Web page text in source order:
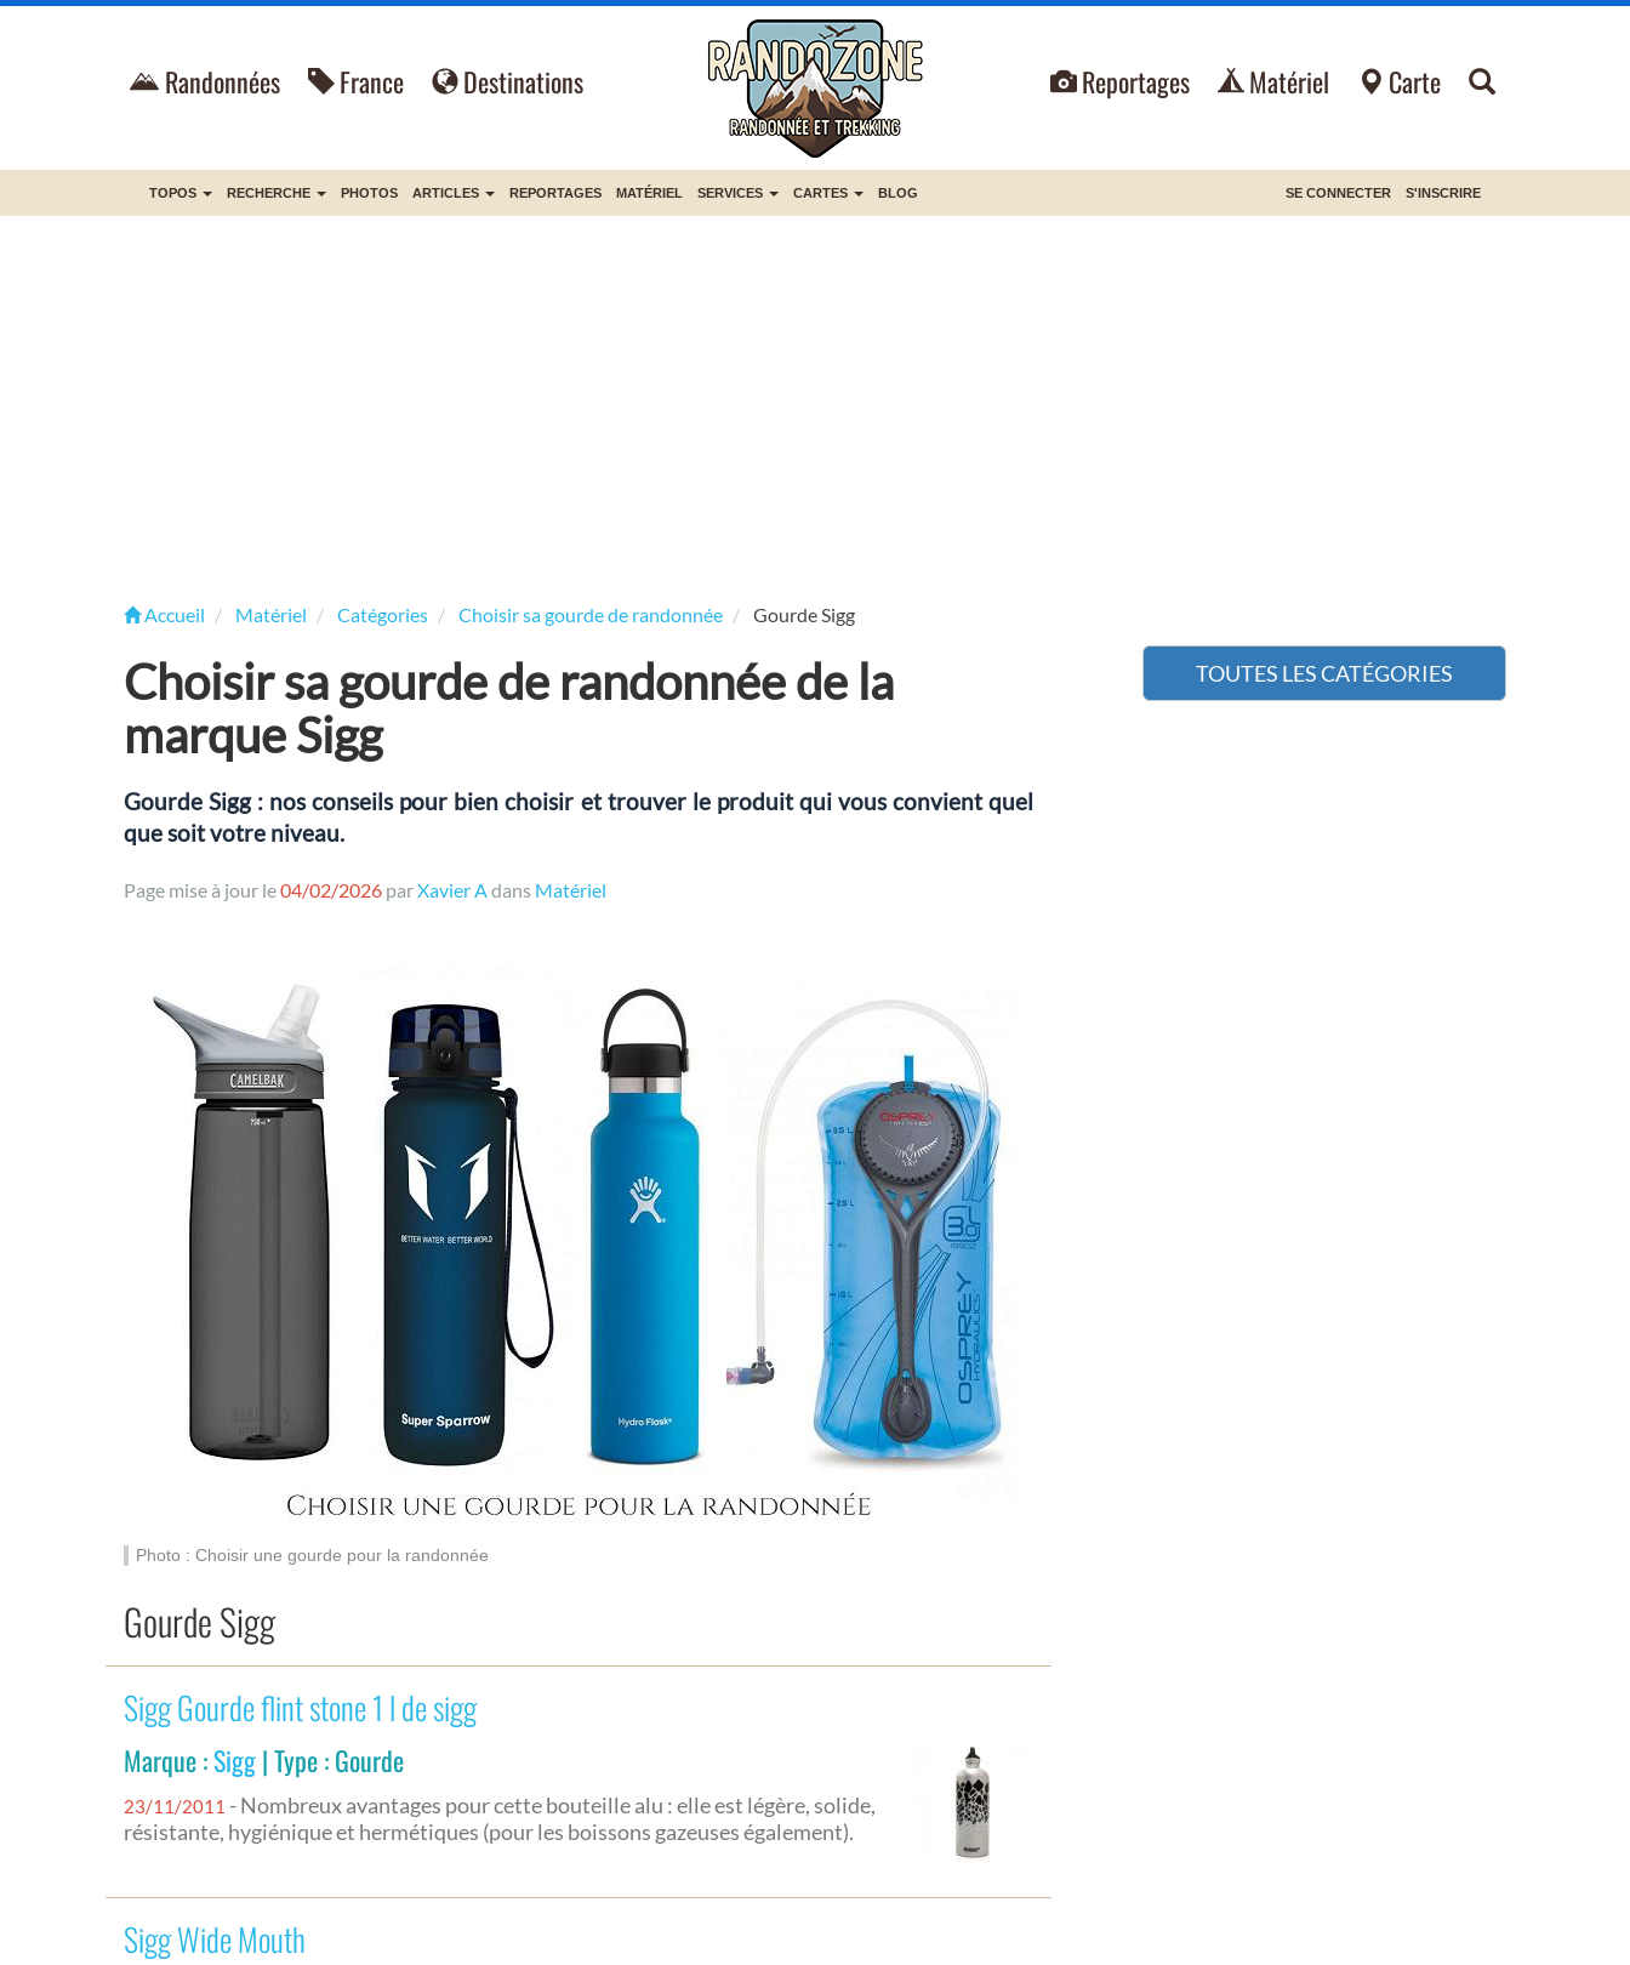
Randonnées France Destinations Reportages Matériel Carte
TOPOS RECHERCHE PHOTOS ARTICLES REPORTAGES MATÉRIEL SERVICES CARTES BLOG SE CONNECTER S'INSCRIRE
Accueil Matériel Catégories Choisir sa gourde de randonnée Gourde Sigg
Choisir sa gourde de randonnée de la
marque Sigg
Gourde Sigg : nos conseils pour bien choisir et trouver le produit qui vous convient quel
que soit votre niveau.
Page mise à jour le04/02/2026 parXavier Adans Matériel
Photo : Choisir une gourde pour la randonnée
Gourde Sigg
Sigg Gourde flint stone 1 l de sigg
Marque :Sigg| Type : Gourde
23/11/2011 - Nombreux avantages pour cette bouteille alu : elle est légère, solide,
résistante, hygiénique et hermétiques (pour les boissons gazeuses également).
Sigg Wide Mouth
TOUTES LES CATÉGORIES